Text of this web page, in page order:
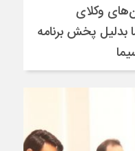
وکلای
بدلیل پخش برنامه